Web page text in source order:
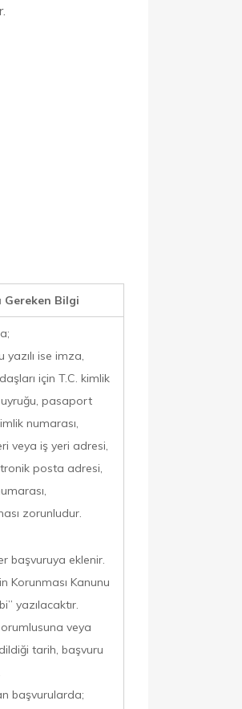
Gereken Bilgi
yazılı ise imza,
için T.C. kimlik
uyruğu, pasaport
numarası,
veya iş yeri adresi,
posta adresi,
zorunludur.
başvuruya eklenir.
Korunması Kanunu
yazılacaktır.
veya
tarih, başvuru
başvurularda;